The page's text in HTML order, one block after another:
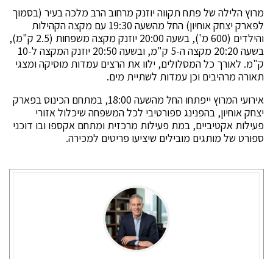
מרוץ הלילה של פתח תקווה יוזנק מרחוב הרב מלכה בעיר (בסמוך
לפארק יצחק אוחיון) החל מהשעה 19:30 עם מקצה הקהילות
והילדים (600 מ'), בשעה 20:00 יוזנק מקצה משפחות (2.5 ק"מ),
בשעה 20:20 מקצה ה-5 ק"מ, ובשעה 20:50 יוזנק המקצה ל-10
ק"מ. לאורך כל המסלולים, ילוו את הרצים עמדות מוסיקה ומצגי
תאורה מרהיבים וכן עמדות לשתיית מים.
אירועי המרוץ ייפתחו החל מהשעה 18:00, במתחם הכינוס בפארק
יצחק אוחיון, בהפנינג ספורטיבי לכל המשפחה שיכלול אזורי
פעילות אקטיביים, במת פעילות מרכזית ומתחם אקספו ובו דוכני
ספורט של מותגים מובילים שיציעו פריטים למכירה.